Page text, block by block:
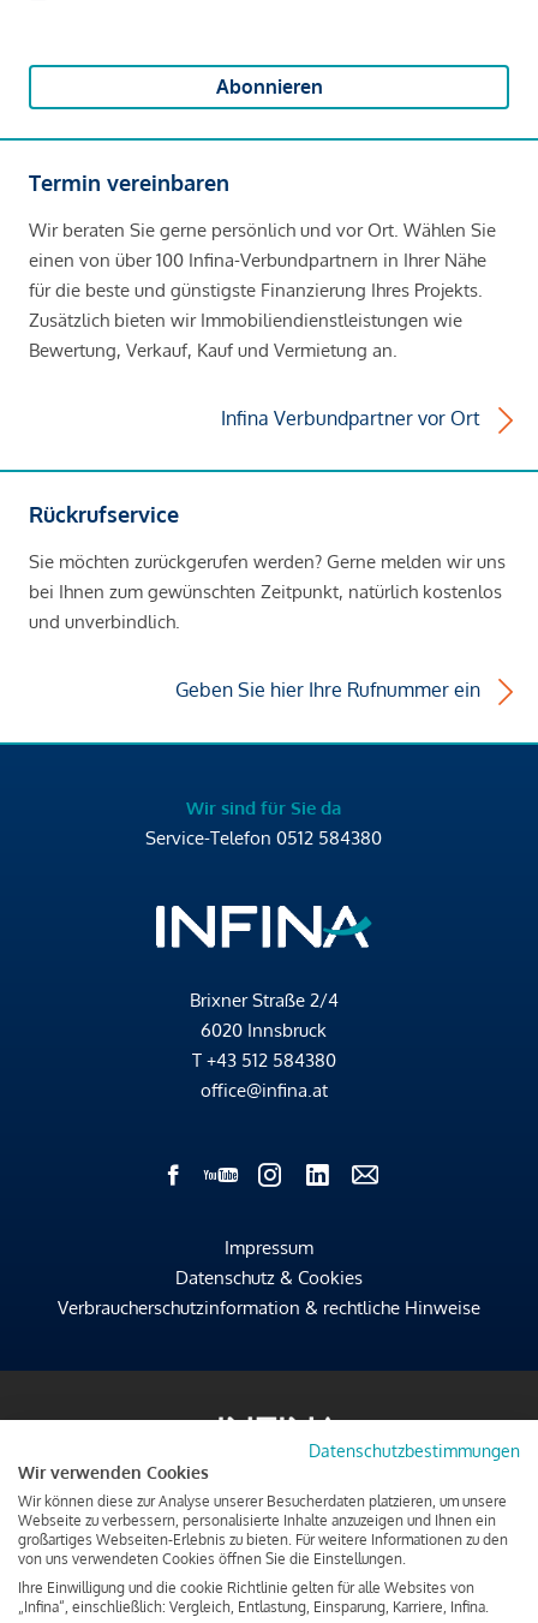
Abonnieren
Termin vereinbaren
Wir beraten Sie gerne persönlich und vor Ort. Wählen Sie
einen von über 100 Infina-Verbundpartnern in Ihrer Nähe
für die beste und günstigste Finanzierung Ihres Projekts.
Zusätzlich bieten wir Immobiliendienstleistungen wie
Bewertung, Verkauf, Kauf und Vermietung an.
Infina Verbundpartner vor Ort
Rückrufservice
Sie möchten zurückgerufen werden? Gerne melden wir uns
bei Ihnen zum gewünschten Zeitpunkt, natürlich kostenlos
und unverbindlich.
Geben Sie hier Ihre Rufnummer ein
Wir sind für Sie da
Service-Telefon 0512 584380
Brixner Straße 2/4
6020 Innsbruck
T +43 512 584380
office@infina.at
Impressum
Datenschutz & Cookies
Verbraucherschutzinformation & rechtliche Hinweise
Datenschutzbestimmungen
Wir verwenden Cookies
Wir können diese zur Analyse unserer Besucherdaten platzieren, um unsere
Webseite zu verbessern, personalisierte Inhalte anzuzeigen und Ihnen ein
großartiges Webseiten-Erlebnis zu bieten. Für weitere Informationen zu den
von uns verwendeten Cookies öffnen Sie die Einstellungen.
Ihre Einwilligung und die cookie Richtlinie gelten für alle Websites von
„Infina“, einschließlich: Vergleich, Entlastung, Einsparung, Karriere, Infina.